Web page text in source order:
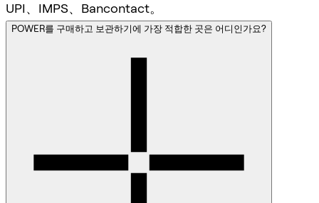
UPI、IMPS、Bancontact。
POWER를 구매하고 보관하기에 가장 적합한 곳은 어디인가요?